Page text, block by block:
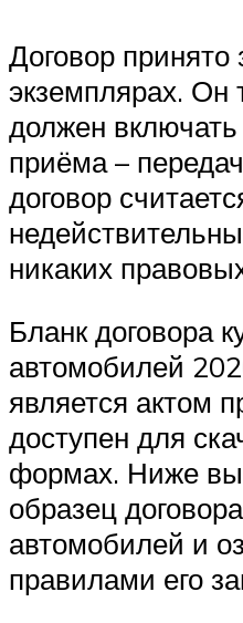
Договор принято
экземплярах. Он
должен включать
приёма –
договор
никаких
Бланк договора
автомобилей
является актом
доступен для
формах. Ниже вы
образец
автомобилей и
правилами его